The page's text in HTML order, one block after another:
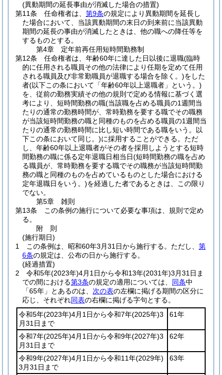
(異動期間の延長事由が消滅した場合の措置)
第11条
任命権者は、 第9条の規定により異動期間を延長し
た場合において、当該異動期間の末日の到来前に当該異動
期間の延長の事由が消滅したときは、他の職への降任等を
するものとする。
第4章
定年前再任用短時間勤務制
第12条
任命権者は、年齢60年に達した日以後に退職(臨時
的に任用される職員その他の法律により任期を定めて任用
される職員及び非常勤職員が退職する場合を除く。)をした
者(以下この条において「年齢60年以上退職者」という。)
を、従前の勤務実績その他の規則で定める情報に基づく選
考により、短時間勤務の職(当該職を占める職員の1週間当
たりの通常の勤務時間が、常時勤務を要する職でその職務
が当該短時間勤務の職と同種のものを占める職員の1週間当
たりの通常の勤務時間に比し短い時間である職をいう。以
下この条において同じ。)に採用することができる。 ただ
し、年齢60年以上退職者がその者を採用しようとする短時
間勤務の職に係る定年退職日相当日(短時間勤務の職を占め
る職員が、常時勤務を要する職でその職務が当該短時間勤
務の職と同種のものを占めているものとした場合における
定年退職日をいう。)を経過した者であるときは、この限り
でない。
第5章
雑則
第13条
この条例の施行について必要な事項は、規則で定め
る。
附 則
(施行期日)
1
この条例は、昭和60年3月31日から施行する。 ただし、 第
6条の規定は、公布の日から施行する。
(経過措置)
2
令和5年(2023年)4月1日から令和13年(2031年)3月31日ま
での間における第3条の規定の適用については、 同条中
「65年」とあるのは、 次の表の左欄に掲げる期間の区分に
応じ、それぞれ同表の右欄に掲げる字句とする。
令和5年(2023年)4月1日から令和7年(2025年)3
月31日まで
61年
令和7年(2025年)4月1日から令和9年(2027年)3
月31日まで
62年
令和9年(2027年)4月1日から令和11年(2029年)
3月31日まで
63年